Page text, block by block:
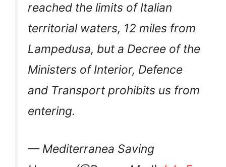
reached the limits of Italian
territorial waters, 12 miles from
Lampedusa, but a Decree of the
Ministers of Interior, Defence
and Transport prohibits us from
entering.
— Mediterranea Saving